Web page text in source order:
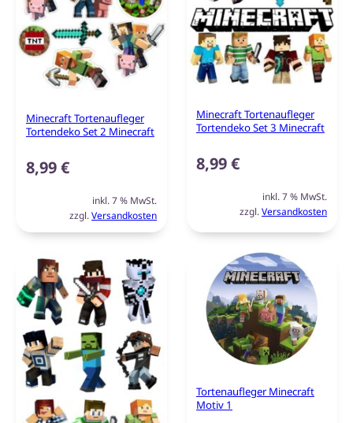
Minecraft Tortenaufleger
Tortendeko Set 2 Minecraft
8,99€
inkl. 7 % MwSt.
zzgl.Versandkosten
Minecraft Tortenaufleger
Tortendeko Set 3 Minecraft
8,99€
inkl. 7 % MwSt.
zzgl.Versandkosten
Tortenaufleger Minecraft
Motiv 1